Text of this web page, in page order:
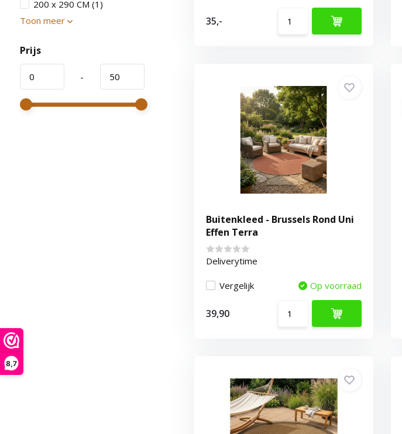
8,7
200 x 290 CM (1)
Toon meer
Prijs
-
35,-
Buitenkleed - Brussels Rond Uni
Effen Terra
Deliverytime
Vergelijk Op voorraad
39,90